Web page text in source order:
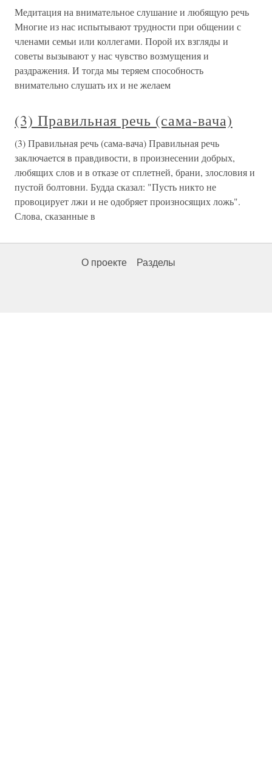
Медитация на внимательное слушание и любящую речь
Многие из нас испытывают трудности при общении с
членами семьи или коллегами. Порой их взгляды и
советы вызывают у нас чувство возмущения и
раздражения. И тогда мы теряем способность
внимательно слушать их и не желаем
(3) Правильная речь (сама-вача)
(3) Правильная речь (сама-вача) Правильная речь
заключается в правдивости, в произнесении добрых,
любящих слов и в отказе от сплетней, брани, злословия и
пустой болтовни. Будда сказал: "Пусть никто не
провоцирует лжи и не одобряет произносящих ложь".
Слова, сказанные в
О проекте Разделы